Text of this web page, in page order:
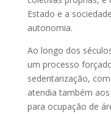
Estado e a
autonomia.
Ao longo dos
um processo
sedentarização,
atendia também
para ocupação de